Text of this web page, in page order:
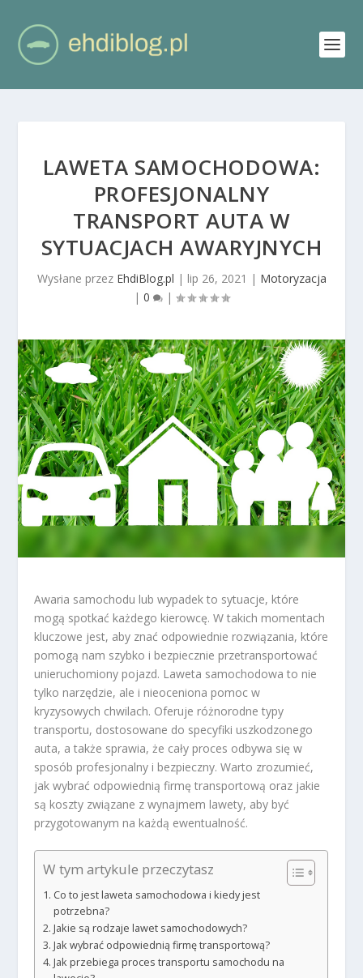
LAWETA SAMOCHODOWA:
PROFESJONALNY
TRANSPORT AUTA W
SYTUACJACH AWARYJNYCH
Wysłane przez EhdiBlog.pl | lip 26, 2021 | Motoryzacja
| 0 |
Awaria samochodu lub wypadek to sytuacje, które
mogą spotkać każdego kierowcę. W takich momentach
kluczowe jest, aby znać odpowiednie rozwiązania, które
pomogą nam szybko i bezpiecznie przetransportować
unieruchomiony pojazd. Laweta samochodowa to nie
tylko narzędzie, ale i nieoceniona pomoc w
kryzysowych chwilach. Oferuje różnorodne typy
transportu, dostosowane do specyfiki uszkodzonego
auta, a także sprawia, że cały proces odbywa się w
sposób profesjonalny i bezpieczny. Warto zrozumieć,
jak wybrać odpowiednią firmę transportową oraz jakie
są koszty związane z wynajmem lawety, aby być
przygotowanym na każdą ewentualność.
W tym artykule przeczytasz
Co to jest laweta samochodowa i kiedy jest
potrzebna?
Jakie są rodzaje lawet samochodowych?
Jak wybrać odpowiednią firmę transportową?
Jak przebiega proces transportu samochodu na